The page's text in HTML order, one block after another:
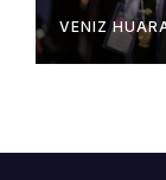
VENIZ